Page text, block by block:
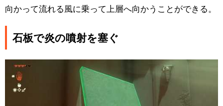
向かって流れる風に乗って上層へ向かうことができる。
石板で炎の噴射を塞ぐ